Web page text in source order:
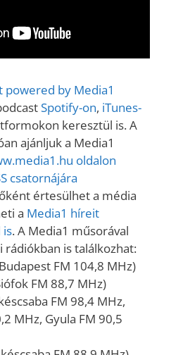
powered by Media1
Spotify-on, iTunes-
keresztül is. A
ajánljuk a Media1
oldalon
csatornájára
értesülhet a média
a Media1 híreit
is. A Media1 műsorával
is találkozhat:
FM 104,8 MHz)
FM 88,7 MHz)
FM 98,4 MHz,
MHz, Gyula FM 90,5